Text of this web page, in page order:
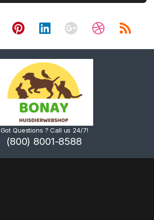
Got Questions ? Call us 24/7!
(800) 8001-8588